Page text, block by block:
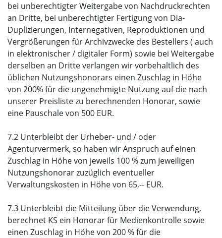
bei unberechtigter Weitergabe von Nachdruckrechten
an Dritte, bei unberechtigter Fertigung von Dia-
Duplizierungen, Internegativen, Reproduktionen und
Vergrößerungen für Archivzwecke des Bestellers ( auch
in elektronischer / digitaler Form) sowie bei Weitergabe
derselben an Dritte verlangen wir vorbehaltlich des
üblichen Nutzungshonorars einen Zuschlag in Höhe
von 200% für die ungenehmigte Nutzung auf die nach
unserer Preisliste zu berechnenden Honorar, sowie
eine Pauschale von 500 EUR.
7.2 Unterbleibt der Urheber- und / oder
Agenturvermerk, so haben wir Anspruch auf einen
Zuschlag in Höhe von jeweils 100 % zum jeweiligen
Nutzungshonorar zuzüglich eventueller
Verwaltungskosten in Höhe von 65,-- EUR.
7.3 Unterbleibt die Mitteilung über die Verwendung,
berechnet KS ein Honorar für Medienkontrolle sowie
einen Zuschlag in Höhe von 200 % für die